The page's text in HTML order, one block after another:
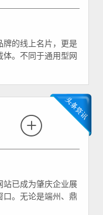
牌的线上名片，更是
。不同于通用型网
览习惯，让网站既能
业建站实际需求
站已成为肇庆企业展
口。无论是端州、鼎